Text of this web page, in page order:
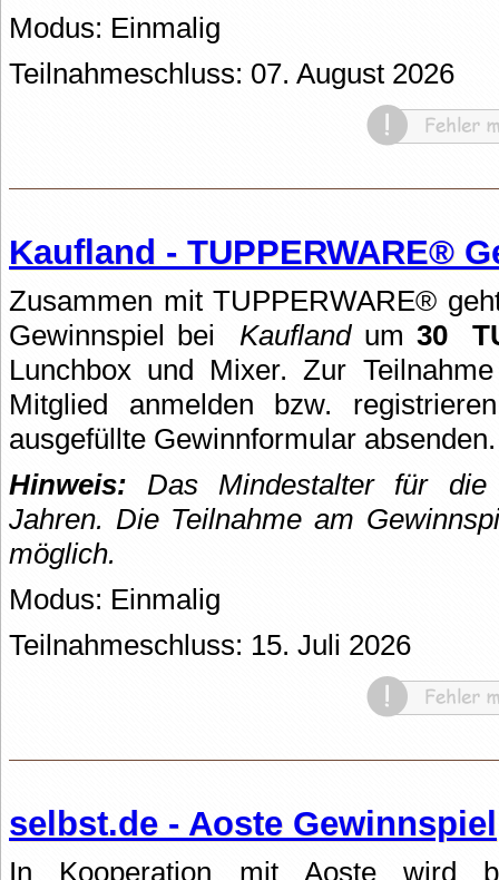
Modus: Einmalig
Teilnahmeschluss: 07. August 2026
Kaufland - TUPPERWARE®
Zusammen mit TUPPERWARE®
Gewinnspiel beiKauflandum 30
Lunchbox und Mixer. Zur
Mitglied anmelden bzw.
ausgefüllte Gewinnformular absenden.
Hinweis: Das Mindestalter für
Jahren. Die Teilnahme am
möglich.
Modus: Einmalig
Teilnahmeschluss: 15. Juli 2026
selbst.de - Aoste Gewinnspiel
In Kooperation mit Aoste wird